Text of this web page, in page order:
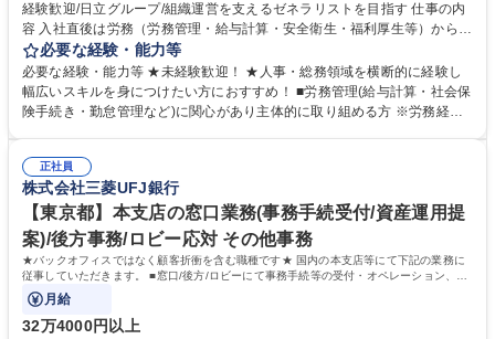
経験歓迎/日立グループ/組織運営を支えるゼネラリストを目指す 仕事の内
容 入社直後は労務（労務管理・給与計算・安全衛生・福利厚生等）からお
任せいたします。将来は総務・採用・教育業務へ守備範囲を広げ、組織運
営を支えるゼネラリストをめざせます。 ・初期業務：労働時間管理、給与
計算、社会保険対応、福利厚生管理、安全衛生、健康経営推進等をお任せ
します。ご経験に応じて、休職者管理など、幅広く経験を積んでいただき
幅広く経験を積みたい意欲がある方に最適な環境です。 募集職種 【総
務・人事】未経験歓迎/日立グループ/組織運営を支えるゼネラリストを目
指す
必要な経験・能力等
必要な経験・能力等 ★未経験歓迎！ ★人事・総務領域を横断的に経験し
幅広いスキルを身につけたい方におすすめ！ ■労務管理(給与計算・社会保
険手続き・勤怠管理など)に関心があり主体的に取り組める方 ※労務経験
のご経験 ■労務管理（給与計算・社会保険手続き・勤怠管理など）の経験
■衛生管理者の資格をお持ちの方 学歴・資格 学歴：大学院 大学 高専 短大
専修学校 高校 語学力： 資格：
正社員
株式会社三菱UFJ銀行
【東京都】本支店の窓口業務(事務手続受付/資産運用提
案)/後方事務/ロビー応対 その他事務
★バックオフィスではなく顧客折衝を含む職種です★ 国内の本支店等にて下記の業務に
従事していただきます。 ■窓口/後方/ロビーにて事務手続等の受付・オペレーション、お
客様対応
月給
32万4000円以上